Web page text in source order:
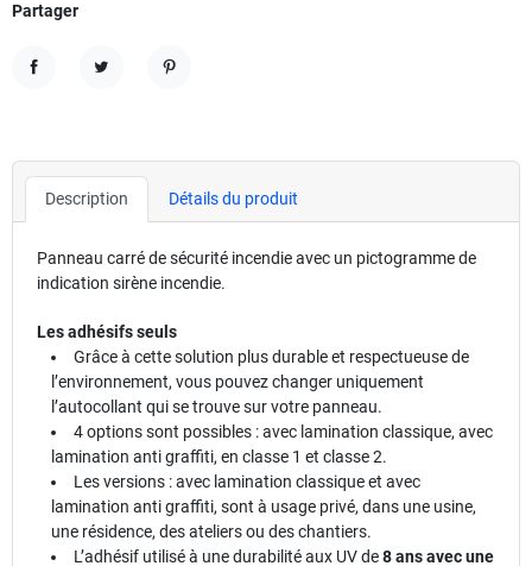
Partager
Description Détails du produit
Panneau carré de sécurité incendie avec un pictogramme de
indication sirène incendie.
Les adhésifs seuls
Grâce à cette solution plus durable et respectueuse de
l’environnement, vous pouvez changer uniquement
l’autocollant qui se trouve sur votre panneau.
4 options sont possibles : avec lamination classique, avec
lamination anti graffiti, en classe 1 et classe 2.
Les versions : avec lamination classique et avec
lamination anti graffiti, sont à usage privé, dans une usine,
une résidence, des ateliers ou des chantiers.
L’adhésif utilisé à une durabilité aux UV de8 ans avec une